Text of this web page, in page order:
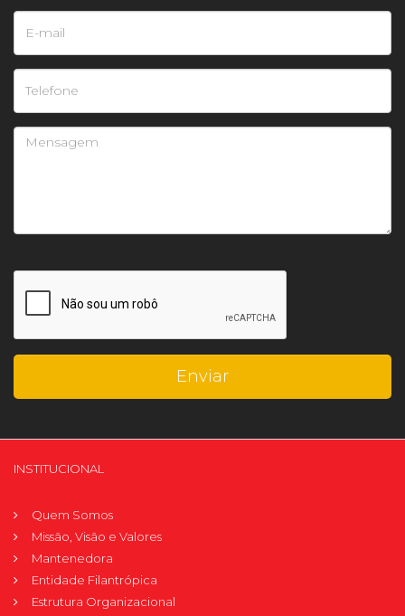
INSTITUCIONAL
Quem Somos
Missão, Visão e Valores
Mantenedora
Entidade Filantrópica
Estrutura Organizacional